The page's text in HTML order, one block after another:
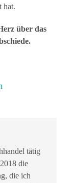
hat.
über das
tätig
die
die ich